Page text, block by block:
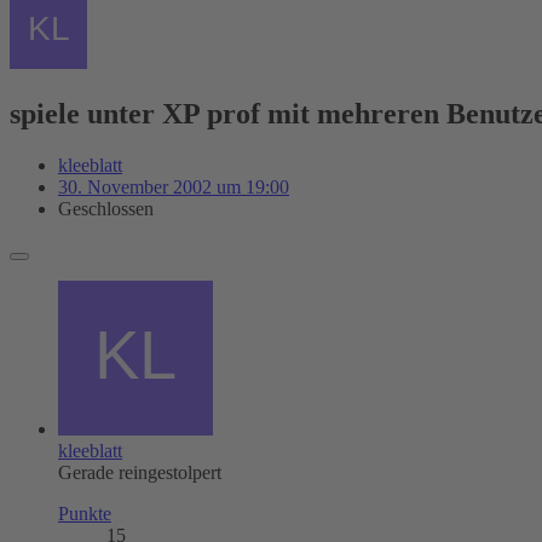
spiele unter XP prof mit mehreren
kleeblatt
30. November 2002 um 19:00
Geschlossen
kleeblatt
Gerade reingestolpert
Punkte
15